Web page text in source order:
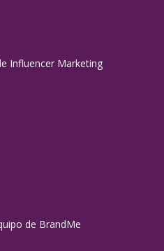
Influencer Marketing
de BrandMe